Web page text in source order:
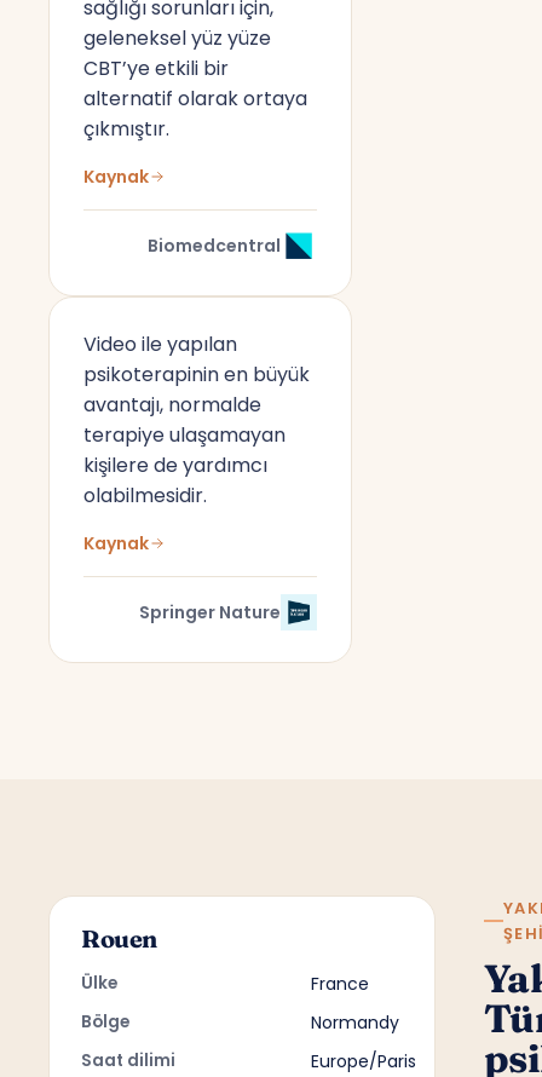
sağlığı sorunları için,
geleneksel yüz yüze
CBT’ye etkili bir
alternatif olarak ortaya
çıkmıştır.
Kaynak
Biomedcentral
Video ile yapılan
psikoterapinin en büyük
avantajı, normalde
terapiye ulaşamayan
kişilere de yardımcı
olabilmesidir.
Kaynak
Springer Nature
Rouen
Ülke France
Bölge Normandy
Saat dilimi Europe/Paris